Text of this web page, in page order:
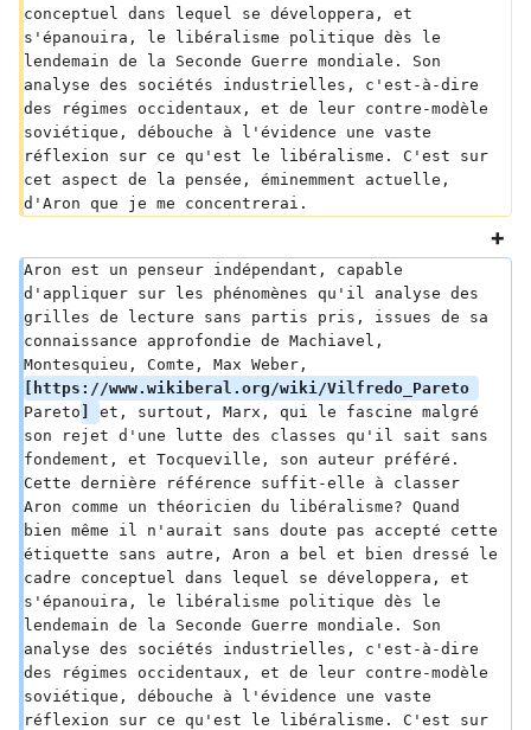
conceptuel dans lequel se développera, et
s'épanouira, le libéralisme politique dès le
lendemain de la Seconde Guerre mondiale. Son
analyse des sociétés industrielles, c'est-à-dire
des régimes occidentaux, et de leur contre-modèle
soviétique, débouche à l'évidence une vaste
réflexion sur ce qu'est le libéralisme. C'est sur
cet aspect de la pensée, éminemment actuelle,
d'Aron que je me concentrerai.
Aron est un penseur indépendant, capable
d'appliquer sur les phénomènes qu'il analyse des
grilles de lecture sans partis pris, issues de sa
connaissance approfondie de Machiavel,
Montesquieu, Comte, Max Weber,
[https://www.wikiberal.org/wiki/Vilfredo_Pareto
Pareto
et, surtout, Marx, qui le fascine malgré
son rejet d'une lutte des classes qu'il sait sans
fondement, et Tocqueville, son auteur préféré.
Cette dernière référence suffit-elle à classer
Aron comme un théoricien du libéralisme? Quand
bien même il n'aurait sans doute pas accepté cette
étiquette sans autre, Aron a bel et bien dressé le
cadre conceptuel dans lequel se développera, et
s'épanouira, le libéralisme politique dès le
lendemain de la Seconde Guerre mondiale. Son
analyse des sociétés industrielles, c'est-à-dire
des régimes occidentaux, et de leur contre-modèle
soviétique, débouche à l'évidence une vaste
réflexion sur ce qu'est le libéralisme. C'est sur